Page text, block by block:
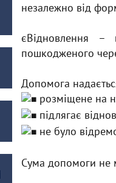
незалежно від
єВідновлення
пошкодженого
Допомога
розміщене на
підлягає
не було
Сума допомоги не